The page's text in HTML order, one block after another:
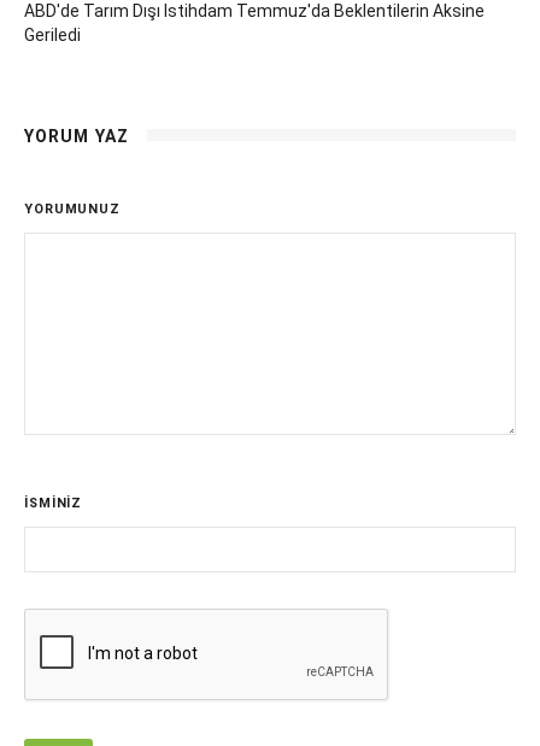
ABD'de Tarım Dışı Istihdam Temmuz'da Beklentilerin Aksine
Geriledi
YORUM YAZ
YORUMUNUZ
İSMİNİZ